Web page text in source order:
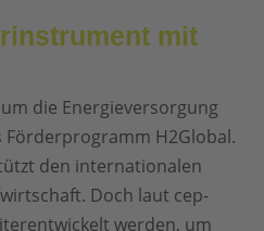
mit
die Energieversorgung
Förderprogramm H2Global.
den internationalen
Doch laut cep-
werden, um